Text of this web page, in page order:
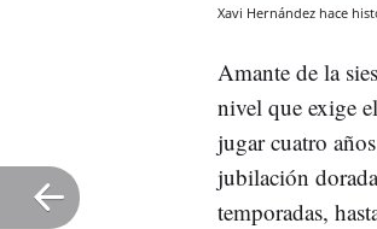
Xavi Hernández hace
Amante de la
nivel que exige
jugar cuatro
jubilación
temporadas,